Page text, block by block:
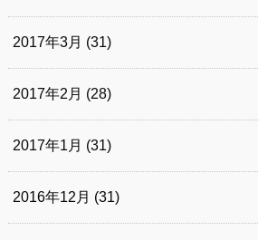
2017年3月 (31)
2017年2月 (28)
2017年1月 (31)
2016年12月 (31)